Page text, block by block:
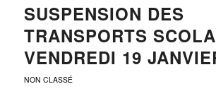
SUSPENSION DES
TRANSPORTS
VENDREDI 19
NON CLASSÉ